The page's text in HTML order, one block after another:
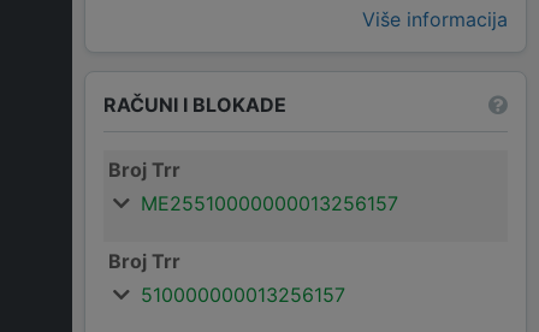
Više informacija
RAČUNI I BLOKADE
Broj Trr
ME25510000000013256157
Broj Trr
510000000013256157